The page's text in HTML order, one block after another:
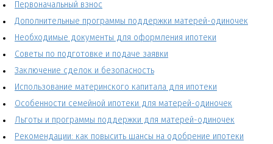
Первоначальный взнос
Дополнительные программы поддержки матерей-одиночек
Необходимые документы для оформления ипотеки
Советы по подготовке и подаче заявки
Заключение сделок и безопасность
Использование материнского капитала для ипотеки
Особенности семейной ипотеки для матерей-одиночек
Льготы и программы поддержки для матерей-одиночек
Рекомендации: как повысить шансы на одобрение ипотеки